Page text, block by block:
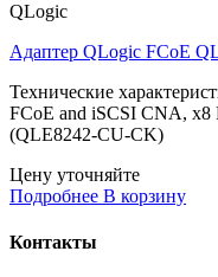
QLogic
Адаптер QLogic FCoE
Технические
FCoE and iSCSI CNA, x8
(QLE8242-CU-CK)
Цену уточняйте
Подробнее В корзину
Контакты